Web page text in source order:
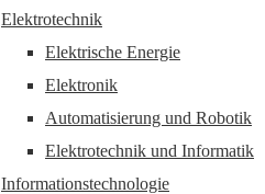
Elektrotechnik
Elektrische Energie
Elektronik
Automatisierung und Robotik
Elektrotechnik und Informatik
Informationstechnologie